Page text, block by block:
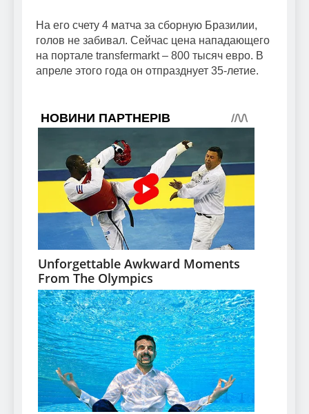
На его счету 4 матча за сборную Бразилии,
голов не забивал. Сейчас цена нападающего
на портале transfermarkt – 800 тысяч евро. В
апреле этого года он отпразднует 35-летие.